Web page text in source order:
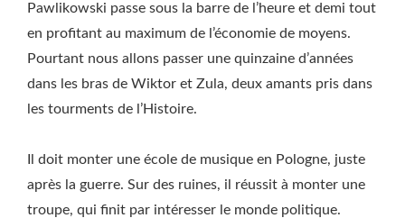
Pawlikowski passe sous la barre de l’heure et demi tout
en profitant au maximum de l’économie de moyens.
Pourtant nous allons passer une quinzaine d’années
dans les bras de Wiktor et Zula, deux amants pris dans
les tourments de l’Histoire.
Il doit monter une école de musique en Pologne, juste
après la guerre. Sur des ruines, il réussit à monter une
troupe, qui finit par intéresser le monde politique.